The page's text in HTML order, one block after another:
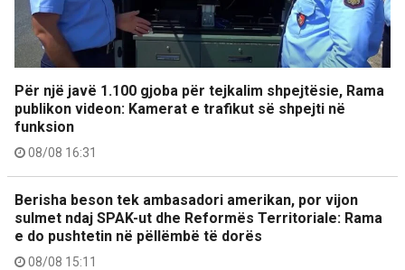
Për një javë 1.100 gjoba për tejkalim shpejtësie, Rama
publikon videon: Kamerat e trafikut së shpejti në
funksion
08/08 16:31
Berisha beson tek ambasadori amerikan, por vijon
sulmet ndaj SPAK-ut dhe Reformës Territoriale: Rama
e do pushtetin në pëllëmbë të dorës
08/08 15:11